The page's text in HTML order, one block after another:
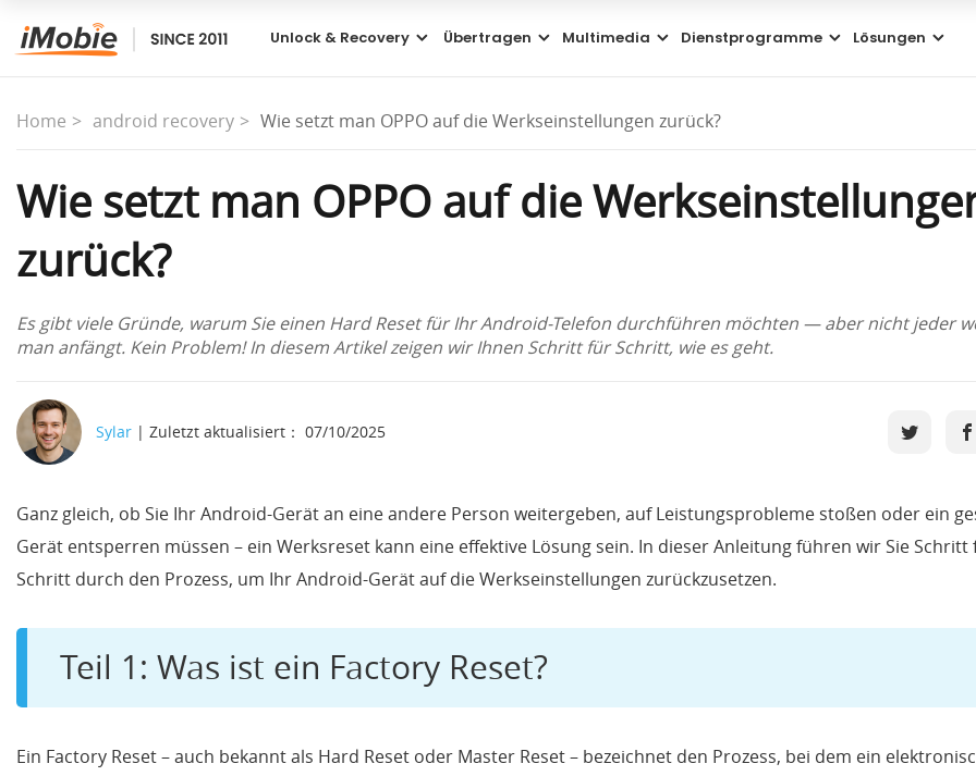
Unlock & Recovery Übertragen Multimedia Dienstprogramme Lösungen
Home android recovery Wie setzt man OPPO auf die Werkseinstellungen zurück?
Wie setzt man OPPO auf die
zurück?
Es gibt viele Gründe, warum Sie einen Hard Reset für Ihr Android-Telefon durchführen möchten — aber nicht jeder
man anfängt. Kein Problem! In diesem Artikel zeigen wir Ihnen Schritt für Schritt, wie es geht.
Sylar | Zuletzt aktualisiert： 07/10/2025
Ganz gleich, ob Sie Ihr Android-Gerät an eine andere Person weitergeben, auf Leistungsprobleme stoßen oder ein
Gerät entsperren müssen – ein Werksreset kann eine effektive Lösung sein. In dieser Anleitung führen wir Sie Schritt
Schritt durch den Prozess, um Ihr Android-Gerät auf die Werkseinstellungen zurückzusetzen.
Teil 1: Was ist ein Factory Reset?
Ein Factory Reset – auch bekannt als Hard Reset oder Master Reset – bezeichnet den Prozess, bei dem ein